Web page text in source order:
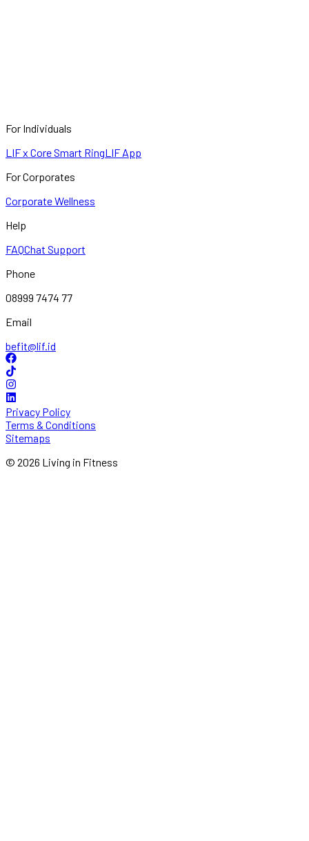
For Individuals
LIF x Core Smart RingLIF App
For Corporates
Corporate Wellness
Help
FAQChat Support
Phone
08999 7474 77
Email
befit@lif.id
Privacy Policy
Terms & Conditions
Sitemaps
© 2026 Living in Fitness